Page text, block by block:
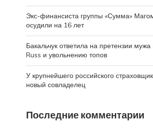
Экс-финансиста группы «Сумма»
осудили на 16 лет
Бакальчук ответила на претензии
Russ и увольнению топов
У крупнейшего российского
новый совладелец
Последние комментарии